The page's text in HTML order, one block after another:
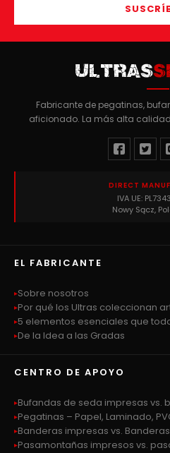
ULTRAS
Fabricante de pegatinas,
aficionado. La más alta
DIRECT
IVA UE:
Nowy Sącz,
EL FABRICANTE
Sobre nosotros
Por qué los Ultras coleccionan
5 elementos esenciales que
De la Idea a las Gradas
CENTRO DE APOYO
Bufandas de seda impresas vs.
Pegatinas – Papel, Laminado,
Banderas impresas vs.
Pasamontañas impresos vs.